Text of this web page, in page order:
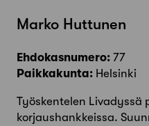
Marko Huttunen
Ehdokasnumero: 77
Paikkakunta: Helsinki
Työskentelen Livadyssä
korjaushankkeissa.